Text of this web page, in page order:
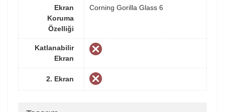
Ekran
Koruma
Özelliği
Corning Gorilla Glass 6
Katlanabilir
Ekran
2. Ekran